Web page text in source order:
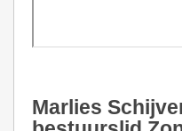
Marlies